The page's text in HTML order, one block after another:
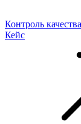
Контроль качества
Кейс